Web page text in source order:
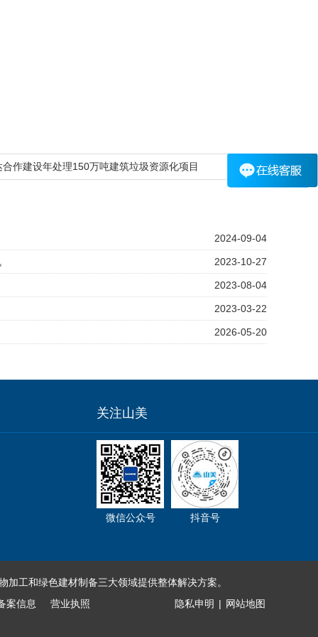
作建设年处理150万吨建筑垃圾资源化项目
2024-09-04
2023-10-27
2023-08-04
2023-03-22
2026-05-20
关注山美
微信公众号 抖音号
加工和绿色建材制备三大领域提供整体解决方案。
隐私申明 | 网站地图
案信息 营业执照